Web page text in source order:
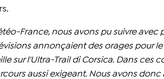
France, nous avons pu suivre avec
annonçaient des orages pour
sur l'Ultra-Trail di Corsica. Dans ces
aussi exigeant. Nous avons donc